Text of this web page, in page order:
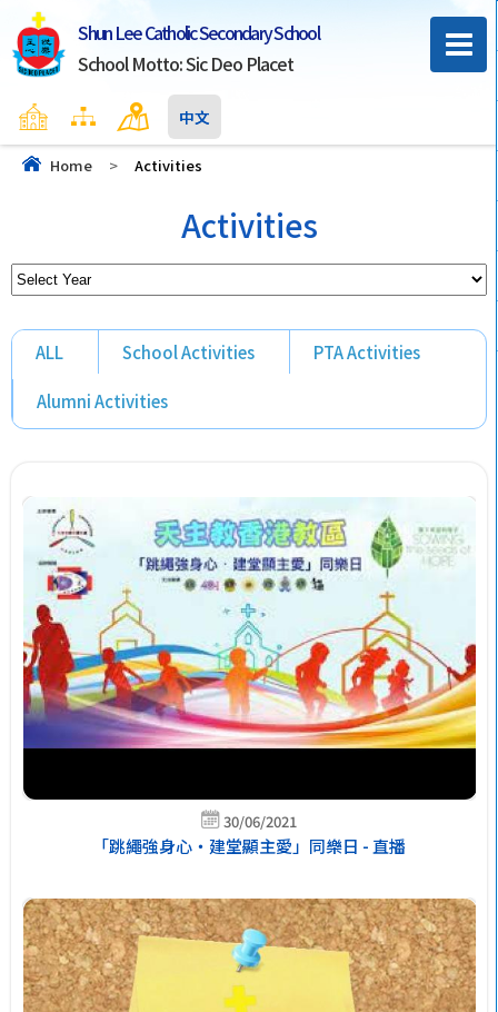
Shun Lee Catholic Secondary School
School Motto: Sic Deo Placet
Home Sitemap Contact Us
中文
Home > Activities
Activities
ALL School Activities PTA Activities
Alumni Activities
30/06/2021
「跳繩強身心・建堂顯主愛」同樂日 - 直播